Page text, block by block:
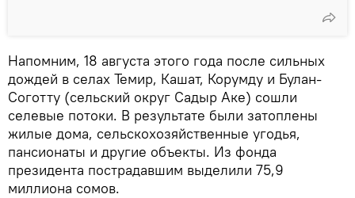
Напомним, 18 августа этого года после сильных
дождей в селах Темир, Кашат, Корумду и Булан-
Соготту (сельский округ Садыр Аке) сошли
селевые потоки. В результате были затоплены
жилые дома, сельскохозяйственные угодья,
пансионаты и другие объекты. Из фонда
президента пострадавшим выделили 75,9
миллиона сомов.